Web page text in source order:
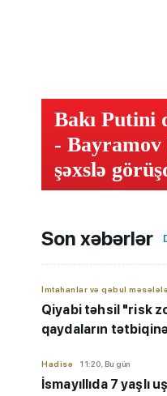
Bakı Putini
-
şəxslə
Son xəbərlər
İmtahanlar və qəbul
Qiyabi təhsil "risk
qaydaların
Hadisə 11:20, Bu gün
İsmayıllıda 7 yaşlı